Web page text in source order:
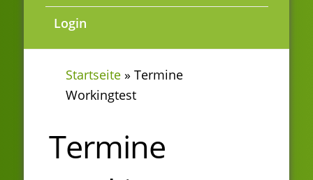
Login
Startseite » Termine
Workingtest
Termine